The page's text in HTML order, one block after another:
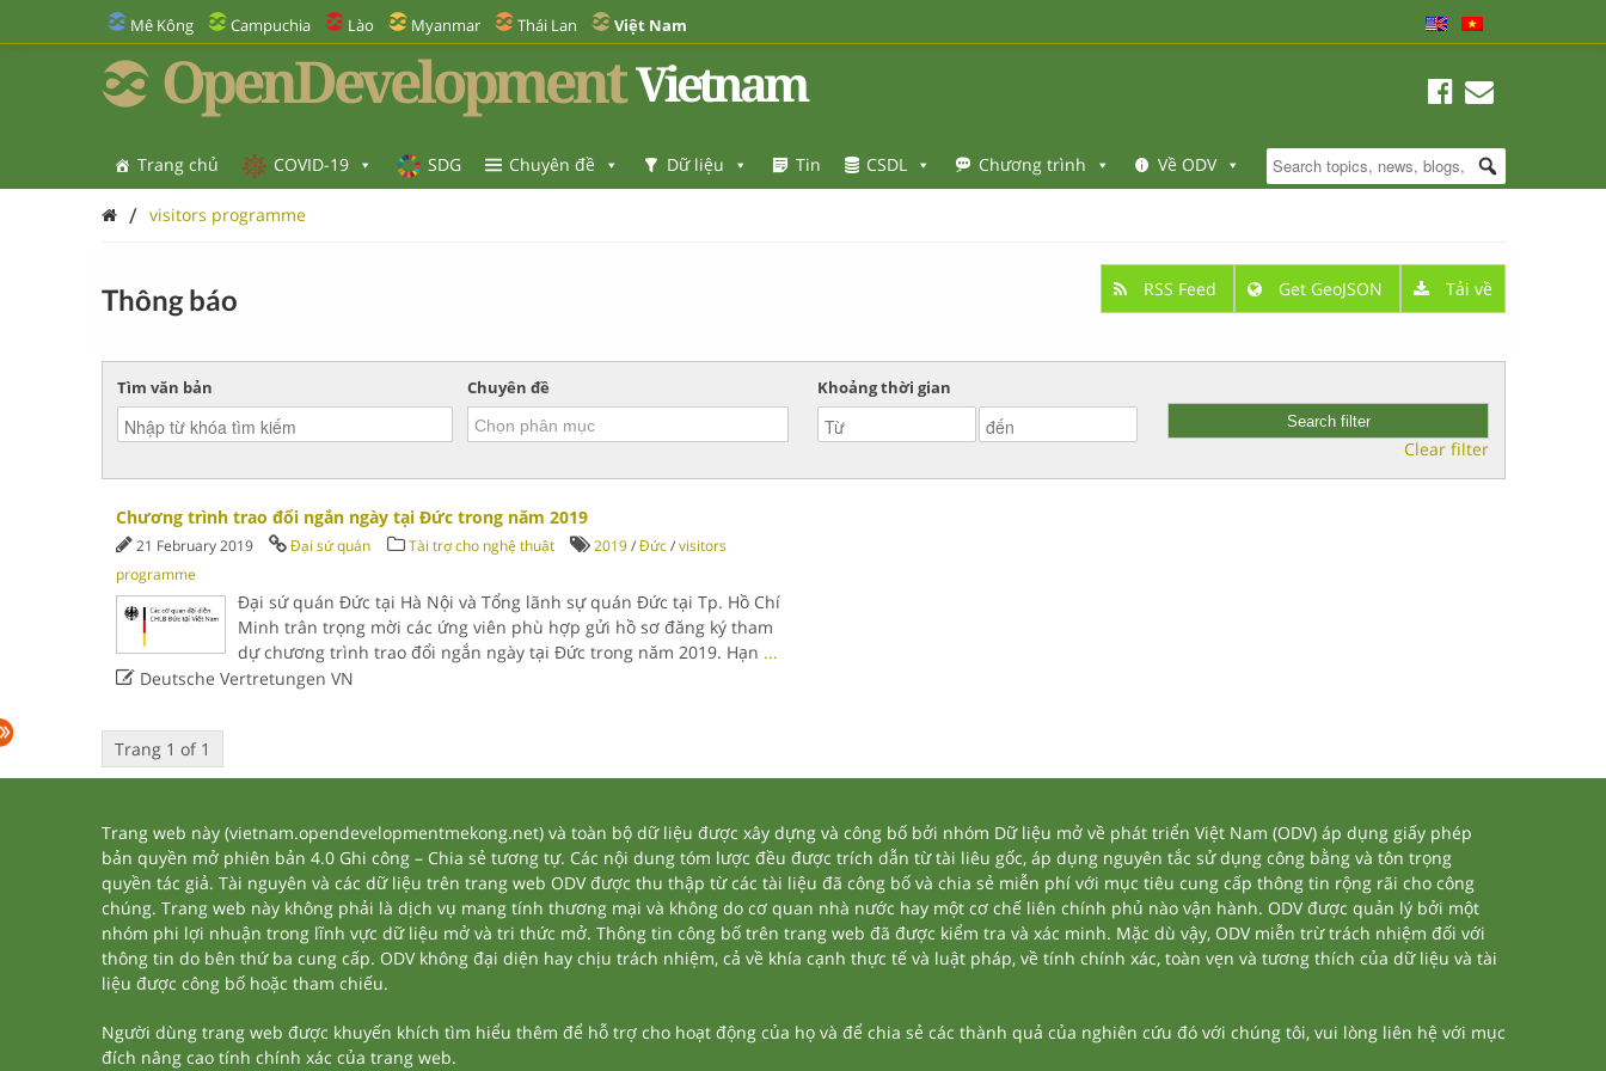
Mê Kông Campuchia Lào Myanmar Thái Lan Việt Nam
OpenDevelopment Vietnam
Trang chủ COVID-19 SDG Chuyên đề Dữ liệu Tin CSDL Chương trình Về ODV
/ visitors programme
Thông báo RSS Feed Get GeoJSON Tải về
Tìm văn bản Chuyên đề Khoảng thời gian
Clear filter
Chương trình trao đổi ngắn ngày tại Đức trong năm 2019
21 February 2019 Đại sứ quán Tài trợ cho nghệ thuật 2019/Đức/visitors
programme
Đại sứ quán Đức tại Hà Nội và Tổng lãnh sự quán Đức tại Tp. Hồ Chí
Minh trân trọng mời các ứng viên phù hợp gửi hồ sơ đăng ký tham
dự chương trình trao đổi ngắn ngày tại Đức trong năm 2019. Hạn ...
Deutsche Vertretungen VN
Trang 1 of 1
Trang web này (vietnam.opendevelopmentmekong.net) và toàn bộ dữ liệu được xây dựng và công bố bởi nhóm Dữ liệu mở về phát triển Việt Nam (ODV) áp dụng giấy phép
bản quyền mở phiên bản 4.0 Ghi công – Chia sẻ tương tự. Các nội dung tóm lược đều được trích dẫn từ tài liêu gốc, áp dụng nguyên tắc sử dụng công bằng và tôn trọng
quyền tác giả. Tài nguyên và các dữ liệu trên trang web ODV được thu thập từ các tài liệu đã công bố và chia sẻ miễn phí với mục tiêu cung cấp thông tin rộng rãi cho công
chúng. Trang web này không phải là dịch vụ mang tính thương mại và không do cơ quan nhà nước hay một cơ chế liên chính phủ nào vận hành. ODV được quản lý bởi một
nhóm phi lợi nhuận trong lĩnh vực dữ liệu mở và tri thức mở. Thông tin công bố trên trang web đã được kiểm tra và xác minh. Mặc dù vậy, ODV miễn trừ trách nhiệm đối với
thông tin do bên thứ ba cung cấp. ODV không đại diện hay chịu trách nhiệm, cả về khía cạnh thực tế và luật pháp, về tính chính xác, toàn vẹn và tương thích của dữ liệu và tài
liệu được công bố hoặc tham chiếu.
Người dùng trang web được khuyến khích tìm hiểu thêm để hỗ trợ cho hoạt động của họ và để chia sẻ các thành quả của nghiên cứu đó với chúng tôi, vui lòng liên hệ với mục
đích nâng cao tính chính xác của trang web.